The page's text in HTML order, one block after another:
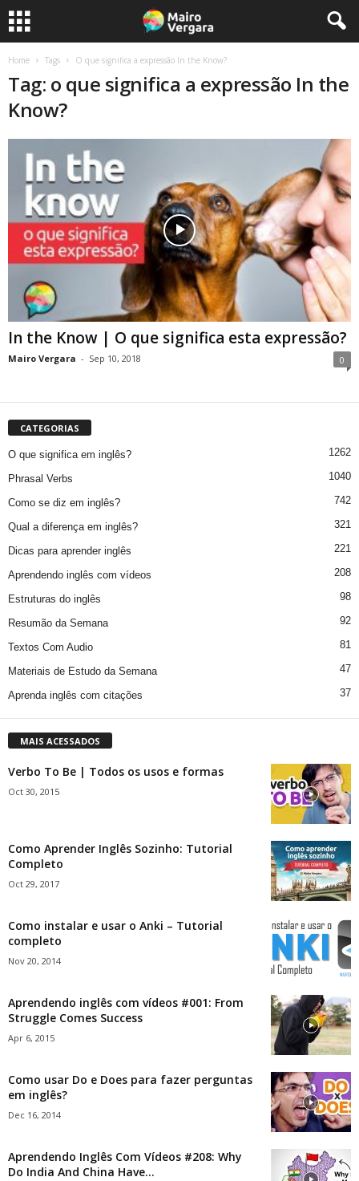
Home Tags O que significa a expressão In the Know?
Tag: o que significa a expressão In the
Know?
In the Know | O que significa esta expressão?
Mairo Vergara - Sep 10, 2018 0
CATEGORIAS
O que significa em inglês? 1262
Phrasal Verbs 1040
Como se diz em inglês? 742
Qual a diferença em inglês? 321
Dicas para aprender inglês 221
Aprendendo inglês com vídeos 208
Estruturas do inglês 98
Resumão da Semana 92
Textos Com Audio 81
Materiais de Estudo da Semana 47
Aprenda inglês com citações 37
MAIS ACESSADOS
Verbo To Be | Todos os usos e formas
Oct 30, 2015
Como Aprender Inglês Sozinho: Tutorial
Completo
Oct 29, 2017
Como instalar e usar o Anki – Tutorial
completo
Nov 20, 2014
Aprendendo inglês com vídeos #001: From
Struggle Comes Success
Apr 6, 2015
Como usar Do e Does para fazer perguntas
em inglês?
Dec 16, 2014
Aprendendo Inglês Com Vídeos #208: Why
Do India And China Have...